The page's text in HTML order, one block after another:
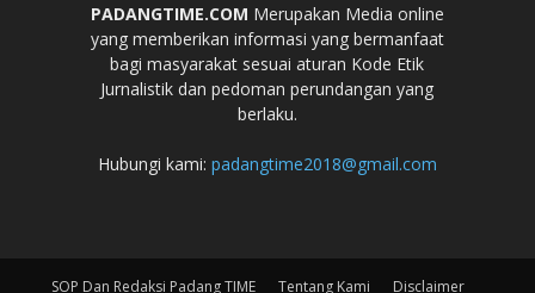
PADANGTIME.COM Merupakan Media online
yang memberikan informasi yang bermanfaat
bagi masyarakat sesuai aturan Kode Etik
Jurnalistik dan pedoman perundangan yang
berlaku.
Hubungi kami: padangtime2018@gmail.com
SOP Dan Redaksi Padang TIME Tentang Kami Disclaimer